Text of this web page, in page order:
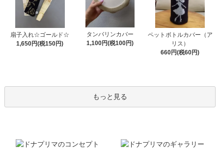
扇子入れ☆ゴールド☆
1,650円(税150円)
タンバリンカバー
1,100円(税100円)
ペットボトルカバー（ア
リス）
660円(税60円)
もっと見る